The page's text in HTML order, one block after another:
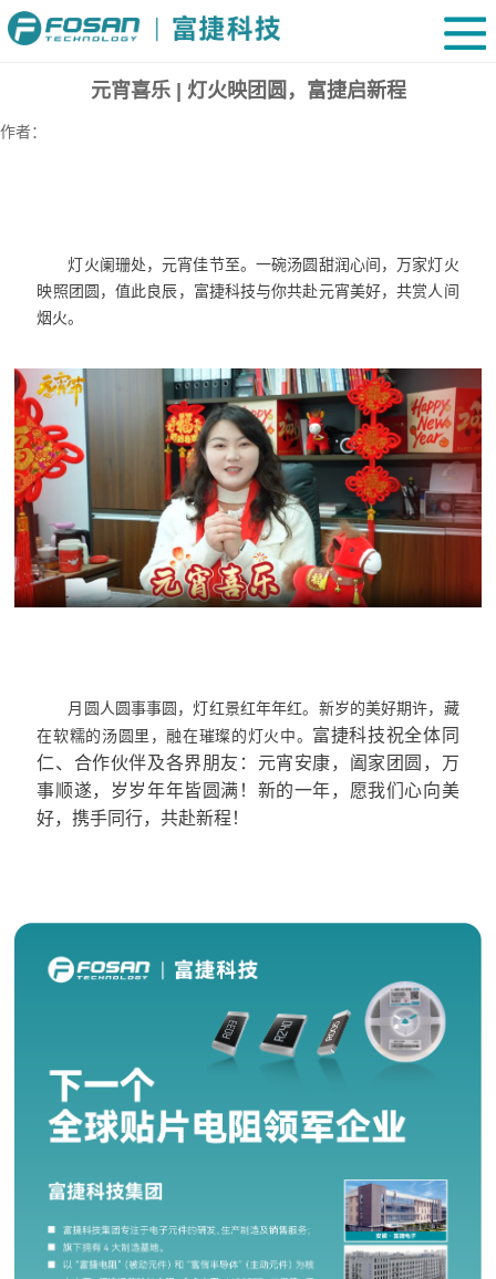
元宵喜乐 | 灯火映团圆，富捷启新程
作者：
灯火阑珊处，元宵佳节至。一碗汤圆甜润心间，万家灯火
映照团圆，值此良辰，富捷科技与你共赴元宵美好，共赏人间
烟火。
月圆人圆事事圆，灯红景红年年红。新岁的美好期许，藏
在软糯的汤圆里，融在璀璨的灯火中。 富捷科技祝全体同
仁、合作伙伴及各界朋友：元宵安康，阖家团圆，万
事顺遂，岁岁年年皆圆满！新的一年，愿我们心向美
好，携手同行，共赴新程！